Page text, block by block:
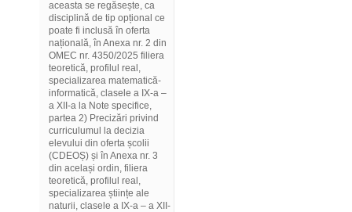
aceasta se regăsește, ca
disciplină de tip opțional ce
poate fi inclusă în oferta
națională, în Anexa nr. 2 din
OMEC nr. 4350/2025 filiera
teoretică, profilul real,
specializarea matematică-
informatică, clasele a IX-a –
a XII-a la Note specifice,
partea 2) Precizări privind
curriculumul la decizia
elevului din oferta școlii
(CDEOȘ) și în Anexa nr. 3
din același ordin, filiera
teoretică, profilul real,
specializarea științe ale
naturii, clasele a IX-a – a XII-